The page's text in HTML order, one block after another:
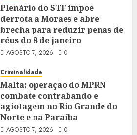
Plenário do STF impõe
derrota a Moraes e abre
brecha para reduzir penas de
réus do 8 de janeiro
AGOSTO 7, 2026 0
Criminalidade
Malta: operação do MPRN
combate contrabando e
agiotagem no Rio Grande do
Norte e na Paraíba
AGOSTO 7, 2026 0